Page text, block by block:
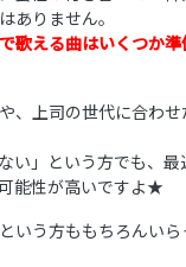
ありません。
歌える曲はいくつか
、上司の世代に合わ
い」という方でも、
能性が高いですよ★
いう方ももちろんい